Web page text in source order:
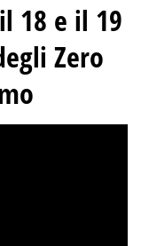
18 e il 19
Zero